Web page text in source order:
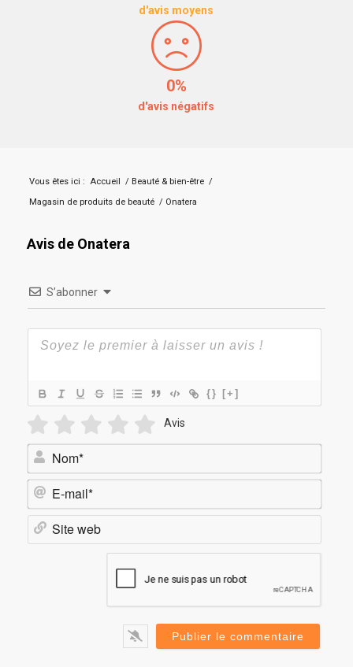
d'avis moyens
0%
d'avis négatifs
Vous êtes ici : Accueil / Beauté & bien-être /
Magasin de produits de beauté / Onatera
Avis de Onatera
S’abonner
{} [+]
Avis
Nom*
E-